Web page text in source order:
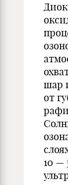
шар
от
10 —